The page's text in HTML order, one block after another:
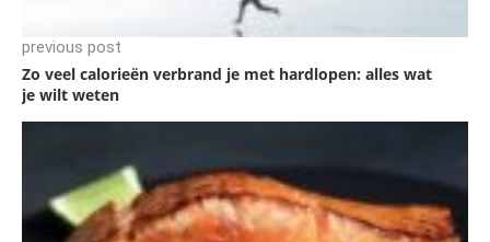
previous post
Zo veel calorieën verbrand je met hardlopen: alles wat
je wilt weten